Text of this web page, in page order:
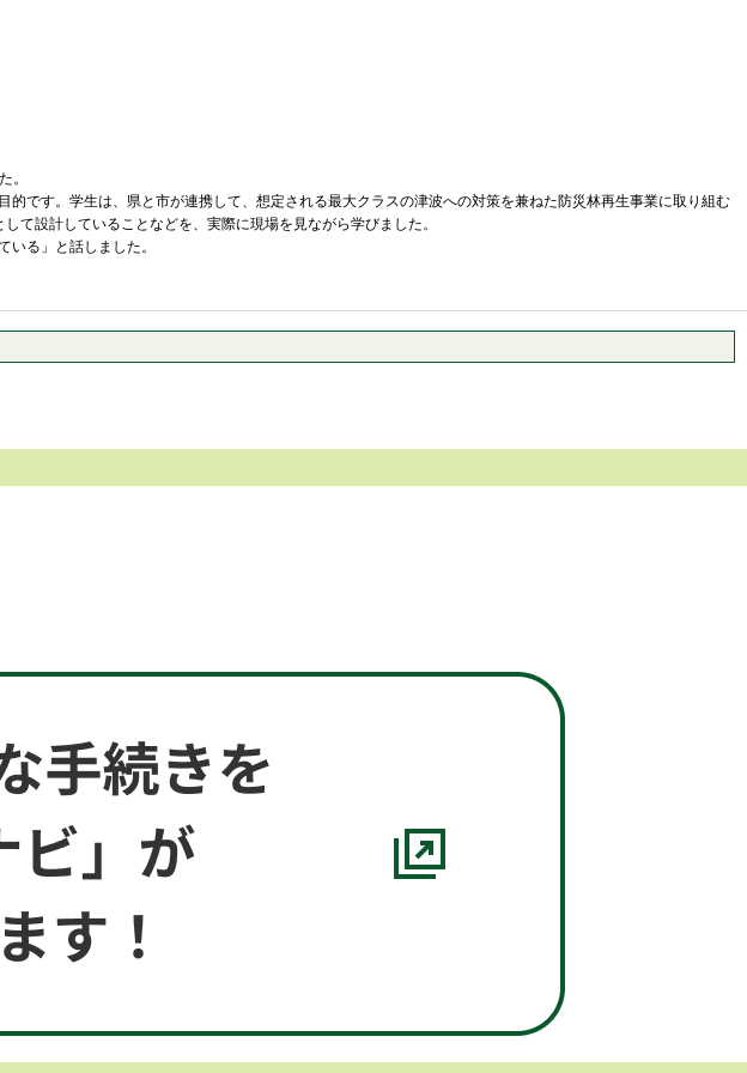
。
です。学生は、県と市が連携して、想定される最大クラスの津波への対策を兼ねた防災林再生事業に取り組む
て設計していることなどを、実際に現場を見ながら学びました。
る」と話しました。